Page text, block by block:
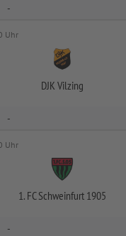
-
Uhr
DJK Vilzing
-
Uhr
1. FC Schweinfurt 1905
-